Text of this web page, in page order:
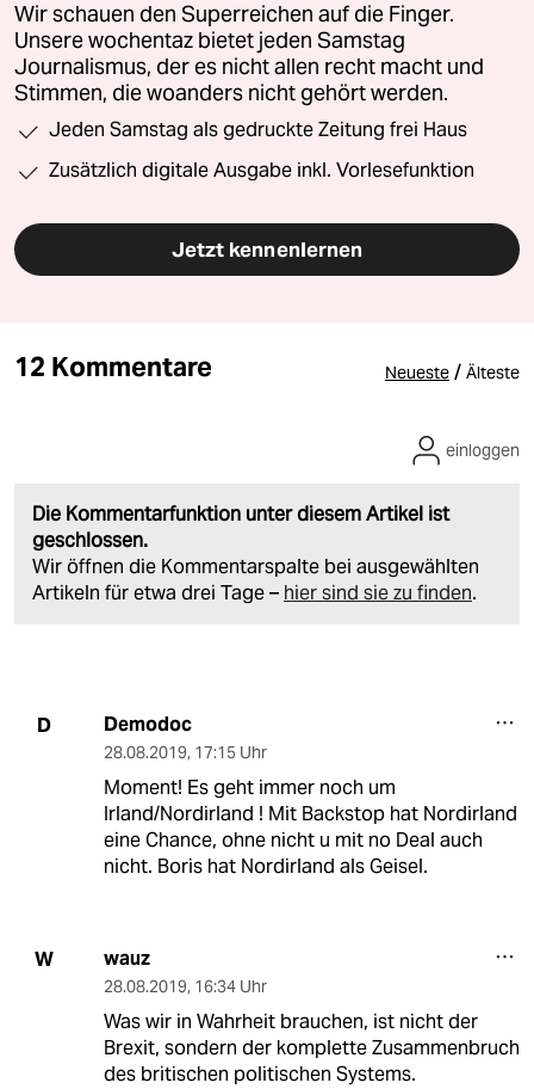
Wir schauen den Superreichen auf die Finger.
Unsere wochentaz bietet jeden Samstag
Journalismus, der es nicht allen recht macht und
Stimmen, die woanders nicht gehört werden.
Jeden Samstag als gedruckte Zeitung frei Haus
Zusätzlich digitale Ausgabe inkl. Vorlesefunktion
Jetzt kennenlernen
12 Kommentare Neueste / Älteste
Die Kommentarfunktion unter diesem Artikel ist
geschlossen.
Wir öffnen die Kommentarspalte bei ausgewählten
Artikeln für etwa drei Tage – hier sind sie zu finden.
einloggen
D Demodoc
28.08.2019, 17:15 Uhr
Moment! Es geht immer noch um
Irland/Nordirland ! Mit Backstop hat Nordirland
eine Chance, ohne nicht u mit no Deal auch
nicht. Boris hat Nordirland als Geisel.
W wauz
28.08.2019, 16:34 Uhr
Was wir in Wahrheit brauchen, ist nicht der
Brexit, sondern der komplette Zusammenbruch
des britischen politischen Systems.